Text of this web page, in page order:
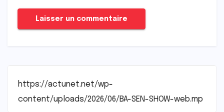
https://actunet.net/wp-
content/uploads/2026/06/BA-SEN-SHOW-web.mp